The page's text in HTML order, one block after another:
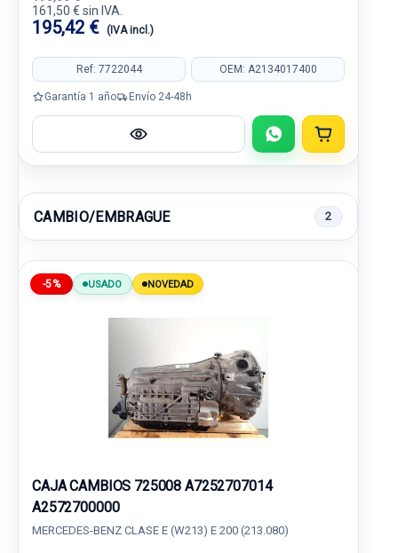
161,50 € sin IVA.
195,42 € (IVA incl.)
Ref: 7722044 OEM: A2134017400
Garantía 1 año Envío 24-48h
CAMBIO/EMBRAGUE 2
-5% USADO NOVEDAD
CAJA CAMBIOS 725008 A7252707014
A2572700000
MERCEDES-BENZ CLASE E (W213) E 200 (213.080)